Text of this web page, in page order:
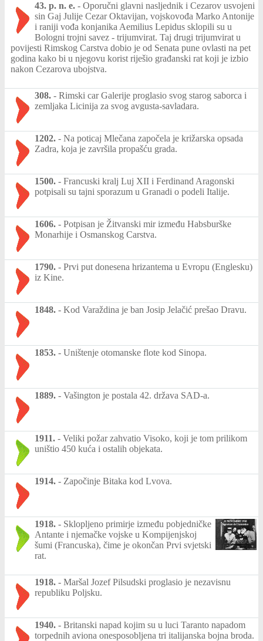
43. p. n. e. - Oporučni glavni nasljednik i Cezarov usvojeni
sin Gaj Julije Cezar Oktavijan, vojskovođa Marko Antonije
i raniji vođa konjanika Aemilius Lepidus sklopili su u
Bologni trojni savez - trijumvirat. Taj drugi trijumvirat u
povijesti Rimskog Carstva dobio je od Senata pune ovlasti na pet
godina kako bi u njegovu korist riješio građanski rat koji je izbio
nakon Cezarova ubojstva.
308. - Rimski car Galerije proglasio svog starog saborca i
zemljaka Licinija za svog avgusta-savladara.
1202. - Na poticaj Mlečana započela je križarska opsada
Zadra, koja je završila propašću grada.
1500. - Francuski kralj Luj XII i Ferdinand Aragonski
potpisali su tajni sporazum u Granadi o podeli Italije.
1606. - Potpisan je Žitvanski mir između Habsburške
Monarhije i Osmanskog Carstva.
1790. - Prvi put donesena hrizantema u Evropu (Englesku)
iz Kine.
1848. - Kod Varaždina je ban Josip Jelačić prešao Dravu.
1853. - Uništenje otomanske flote kod Sinopa.
1889. - Vašington je postala 42. država SAD-a.
1911. - Veliki požar zahvatio Visoko, koji je tom prilikom
uništio 450 kuća i ostalih objekata.
1914. - Započinje Bitaka kod Lvova.
1918. - Sklopljeno primirje između pobjedničke
Antante i njemačke vojske u Kompijenjskoj
šumi (Francuska), čime je okončan Prvi svjetski
rat.
1918. - Maršal Jozef Pilsudski proglasio je nezavisnu
republiku Poljsku.
1940. - Britanski napad kojim su u luci Taranto napadom
torpednih aviona onesposobljena tri italijanska bojna broda.